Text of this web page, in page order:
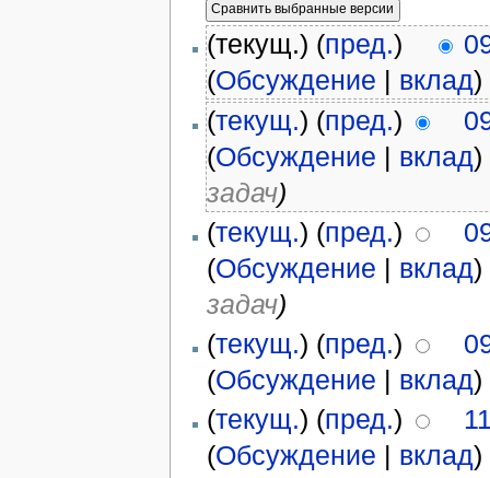
(текущ.) (пред.)
(Обсуждение | вклад)
(текущ.) (пред.)
(Обсуждение | вклад)
задач)
(текущ.) (пред.)
(Обсуждение | вклад)
задач)
(текущ.) (пред.)
(Обсуждение | вклад)
(текущ.) (пред.)
(Обсуждение | вклад)